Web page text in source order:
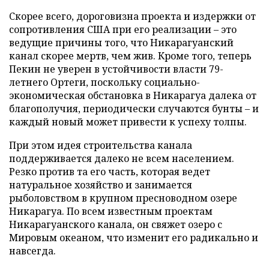
Скорее всего, дороговизна проекта и издержки от
сопротивления США при его реализации – это
ведущие причины того, что Никарагуанский
канал скорее мертв, чем жив. Кроме того, теперь
Пекин не уверен в устойчивости власти 79-
летнего Ортеги, поскольку социально-
экономическая обстановка в Никарагуа далека от
благополучия, периодически случаются бунты – и
каждый новый может привести к успеху толпы.
При этом идея строительства канала
поддерживается далеко не всем населением.
Резко против та его часть, которая ведет
натуральное хозяйство и занимается
рыболовством в крупном пресноводном озере
Никарагуа. По всем известным проектам
Никарагуанского канала, он свяжет озеро с
Мировым океаном, что изменит его радикально и
навсегда.